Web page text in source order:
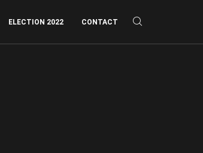
ELECTION 2022 CONTACT